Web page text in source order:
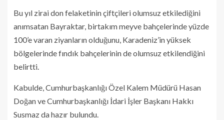
Bu yıl zirai don felaketinin çiftçileri olumsuz etkilediğini
anımsatan Bayraktar, birtakım meyve bahçelerinde yüzde
100’e varan ziyanların olduğunu, Karadeniz’in yüksek
bölgelerinde fındık bahçelerinin de olumsuz etkilendiğini
belirtti.
Kabulde, Cumhurbaşkanlığı Özel Kalem Müdürü Hasan
Doğan ve Cumhurbaşkanlığı İdari İşler Başkanı Hakkı
Susmaz da hazır bulundu.